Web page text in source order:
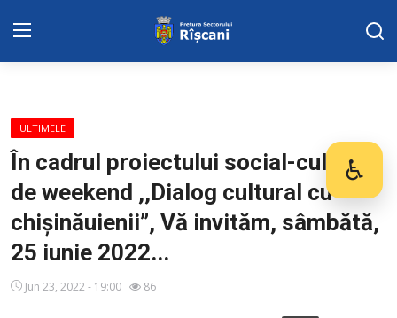
♿
Harta sect. Riscani
DISPOZITIILE PRETORULUI
Adresa: str. Kiev 3 | tel: +373 (22) 44 10
98 | mail: pretura.riscani@gmail.com
ADMINISTRAŢIA
ULTIMELE
În cadrul proiectului social-cultural
de weekend ,,Dialog cultural cu
chișinăuienii”, Vă invităm, sâmbătă,
25 iunie 2022...
Jun 23, 2022 - 19:00 86